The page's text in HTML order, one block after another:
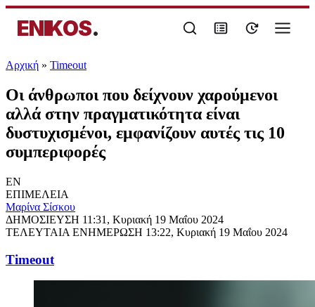
ENIKOS.
Αρχική » Timeout
Οι άνθρωποι που δείχνουν χαρούμενοι
αλλά στην πραγματικότητα είναι
δυστυχισμένοι, εμφανίζουν αυτές τις 10
συμπεριφορές
EN
ΕΠΙΜΕΛΕΙΑ
Μαρίνα Σίσκου
ΔΗΜΟΣΙΕΥΣΗ 11:31, Κυριακή 19 Μαΐου 2024
ΤΕΛΕΥΤΑΙΑ ΕΝΗΜΕΡΩΣΗ 13:22, Κυριακή 19 Μαΐου 2024
Timeout